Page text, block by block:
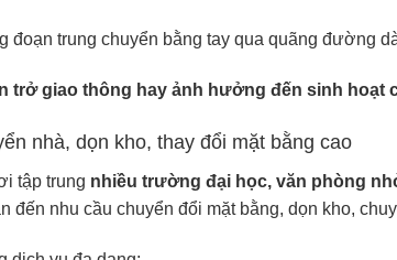
đoạn trung chuyển bằng tay qua quãng đường
trở giao thông hay ảnh hưởng đến sinh hoạt
nhà, dọn kho, thay đổi mặt bằng cao
tập trung nhiều trường đại học, văn phòng
đến nhu cầu chuyển đổi mặt bằng, dọn kho,